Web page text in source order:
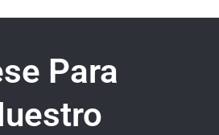
Para